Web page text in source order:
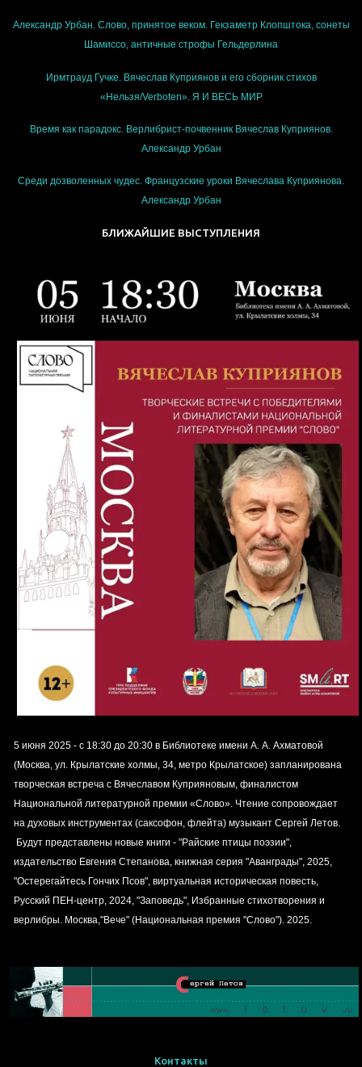
Александр Урбан. Слово, принятое веком. Гекзаметр Клопштока, сонеты
Шамиссо, античные строфы Гельдерлина
Ирмтрауд Гучке. Вячеслав Куприянов и его сборник стихов
«Нельзя/Verboten». Я И ВЕСЬ МИР
Время как парадокс. Верлибрист-почвенник Вячеслав Куприянов.
Александр Урбан
Среди дозволенных чудес. Французские уроки Вячеслава Куприянова.
Александр Урбан
БЛИЖАЙШИЕ ВЫСТУПЛЕНИЯ
5 июня 2025 - с 18:30 до 20:30 в Библиотеке имени А. А. Ахматовой
(Москва, ул. Крылатские холмы, 34, метро Крылатское) запланирована
творческая встреча с Вячеславом Куприяновым, финалистом
Национальной литературной премии «Слово». Чтение сопровождает
на духовых инструментах (саксофон, флейта) музыкант Сергей Летов.
Будут представлены новые книги - "Райские птицы поэзии",
издательство Евгения Степанова, книжная серия "Аванграды", 2025,
"Остерегайтесь Гончих Псов", виртуальная историческая повесть,
Русский ПЕН-центр, 2024, "Заповедь", Избранные стихотворения и
верлибры. Москва,"Вече" (Национальная премия "Слово"). 2025.
Контакты